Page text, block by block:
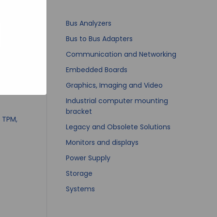
Bus Analyzers
Bus to Bus Adapters
Communication and Networking
Embedded Boards
Graphics, Imaging and Video
Industrial computer mounting
bracket
Legacy and Obsolete Solutions
Monitors and displays
Power Supply
Storage
Systems
van